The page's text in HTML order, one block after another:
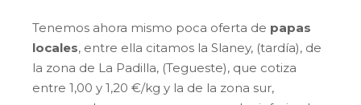
Tenemos ahora mismo poca oferta de papas
locales, entre ella citamos la Slaney, (tardía), de
la zona de La Padilla, (Tegueste), que cotiza
entre 1,00 y 1,20 €/kg y la de la zona sur,